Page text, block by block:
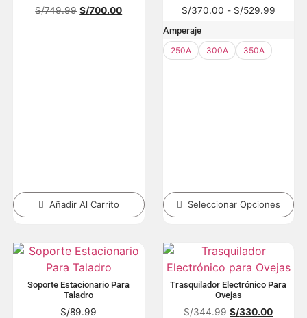
S/749.99 S/700.00
Añadir Al Carrito
S/370.00 - S/529.99
Amperaje
250A
300A 350A
Seleccionar Opciones
Soporte Estacionario Para
Taladro
S/89.99
Trasquilador Electrónico Para
Ovejas
S/344.99 S/330.00